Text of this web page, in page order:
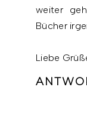
weiter
Bücher
Liebe